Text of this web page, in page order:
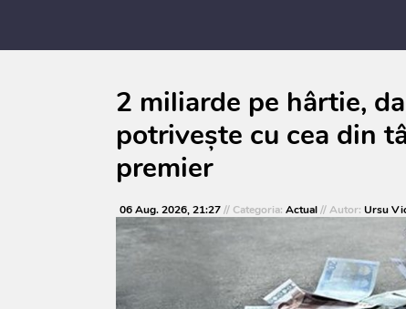
consultărilor publice
2 miliarde pe hârtie,
potrivește cu cea din
premier
06 Aug. 2026, 21:27// Categoria: Actual// Autor: Ursu